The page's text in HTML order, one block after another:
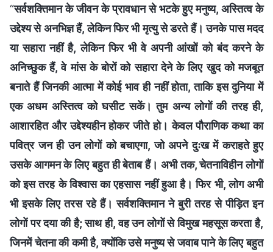
“सर्वशक्तिमान के जीवन के प्रावधान से भटके हुए मनुष्य, अस्तित्व के
उद्देश्य से अनभिज्ञ हैं, लेकिन फिर भी मृत्यु से डरते हैं। उनके पास मदद
या सहारा नहीं है, लेकिन फिर भी वे अपनी आंखों को बंद करने के
अनिच्छुक हैं, वे मांस के बोरों को सहारा देने के लिए खुद को मजबूत
बनाते हैं जिनकी आत्मा में कोई भाव ही नहीं होता, ताकि इस दुनिया में
एक अधम अस्तित्व को घसीट सकें। तुम अन्य लोगों की तरह ही,
आशारहित और उद्देश्यहीन होकर जीते हो। केवल पौराणिक कथा का
पवित्र जन ही उन लोगों को बचाएगा, जो अपने दुःख में कराहते हुए
उसके आगमन के लिए बहुत ही बेताब हैं। अभी तक, चेतनाविहीन लोगों
को इस तरह के विश्वास का एहसास नहीं हुआ है। फिर भी, लोग अभी
भी इसके लिए तरस रहे हैं। सर्वशक्तिमान ने बुरी तरह से पीड़ित इन
लोगों पर दया की है; साथ ही, वह उन लोगों से विमुख महसूस करता है,
जिनमें चेतना की कमी है, क्योंकि उसे मनुष्य से जवाब पाने के लिए बहुत